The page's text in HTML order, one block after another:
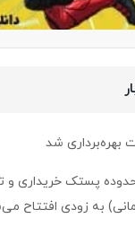
بهره‌برداری شد
پستک خریداری